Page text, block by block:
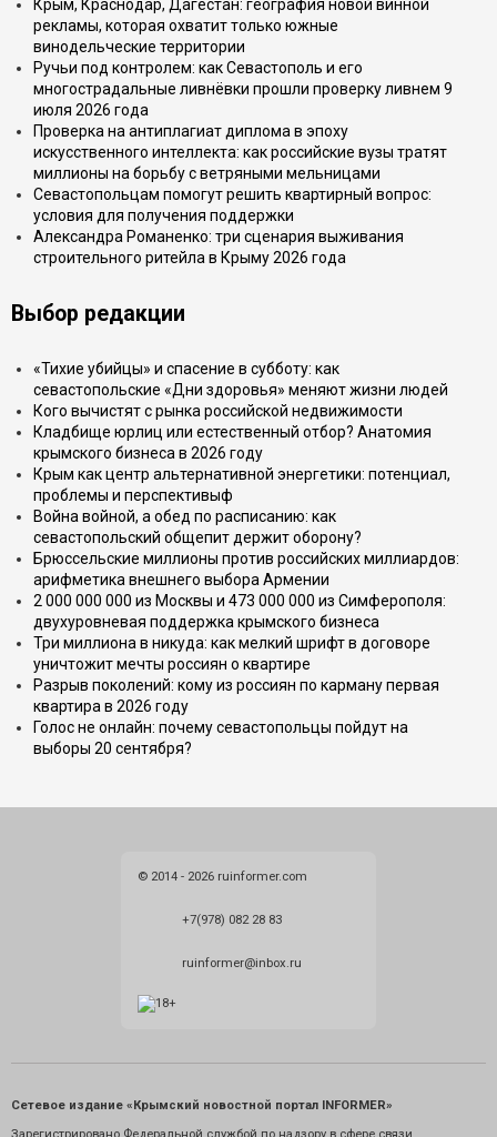
Крым, Краснодар, Дагестан: география новой винной
рекламы, которая охватит только южные
винодельческие территории
Ручьи под контролем: как Севастополь и его
многострадальные ливнёвки прошли проверку ливнем 9
июля 2026 года
Проверка на антиплагиат диплома в эпоху
искусственного интеллекта: как российские вузы тратят
миллионы на борьбу с ветряными мельницами
Севастопольцам помогут решить квартирный вопрос:
условия для получения поддержки
Александра Романенко: три сценария выживания
строительного ритейла в Крыму 2026 года
Выбор редакции
«Тихие убийцы» и спасение в субботу: как
севастопольские «Дни здоровья» меняют жизни людей
Кого вычистят с рынка российской недвижимости
Кладбище юрлиц или естественный отбор? Анатомия
крымского бизнеса в 2026 году
Крым как центр альтернативной энергетики: потенциал,
проблемы и перспективыф
Война войной, а обед по расписанию: как
севастопольский общепит держит оборону?
Брюссельские миллионы против российских миллиардов:
арифметика внешнего выбора Армении
2 000 000 000 из Москвы и 473 000 000 из Симферополя:
двухуровневая поддержка крымского бизнеса
Три миллиона в никуда: как мелкий шрифт в договоре
уничтожит мечты россиян о квартире
Разрыв поколений: кому из россиян по карману первая
квартира в 2026 году
Голос не онлайн: почему севастопольцы пойдут на
выборы 20 сентября?
© 2014 - 2026 ruinformer.com
+7(978) 082 28 83
ruinformer@inbox.ru
Сетевое издание «Крымский новостной портал INFORMER»